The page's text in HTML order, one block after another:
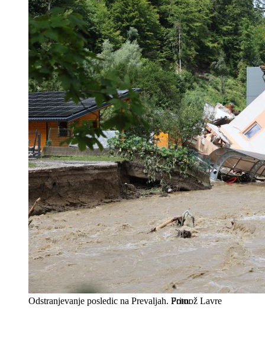
Odstranjevanje posledic na Prevaljah. Primož Lavre